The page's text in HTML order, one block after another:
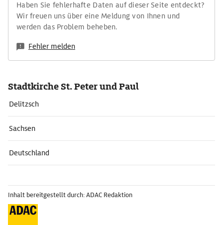
Haben Sie fehlerhafte Daten auf dieser Seite entdeckt?
Wir freuen uns über eine Meldung von Ihnen und
werden das Problem beheben.
Fehler melden
Stadtkirche St. Peter und Paul
Delitzsch
Sachsen
Deutschland
Inhalt bereitgestellt durch: ADAC Redaktion